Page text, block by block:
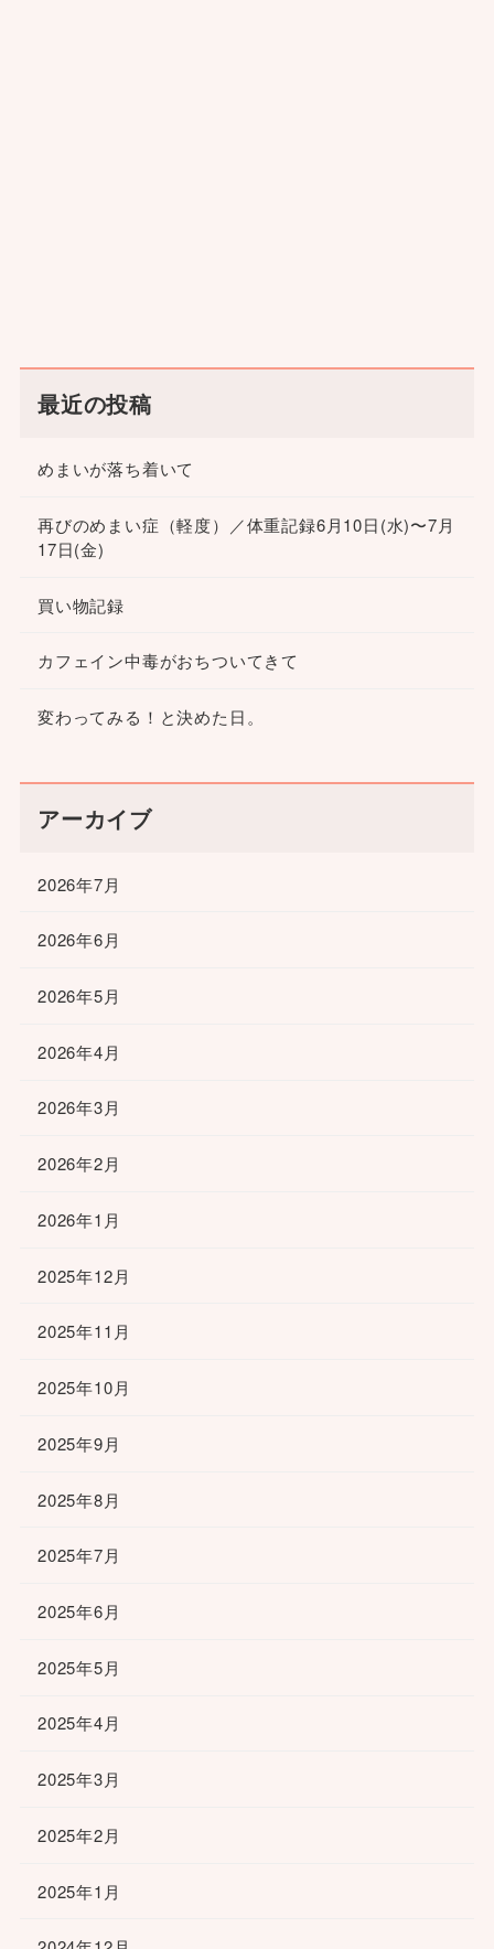
最近の投稿
めまいが落ち着いて
再びのめまい症（軽度）／体重記録6月10日(水)〜7月
17日(金)
買い物記録
カフェイン中毒がおちついてきて
変わってみる！と決めた日。
アーカイブ
2026年7月
2026年6月
2026年5月
2026年4月
2026年3月
2026年2月
2026年1月
2025年12月
2025年11月
2025年10月
2025年9月
2025年8月
2025年7月
2025年6月
2025年5月
2025年4月
2025年3月
2025年2月
2025年1月